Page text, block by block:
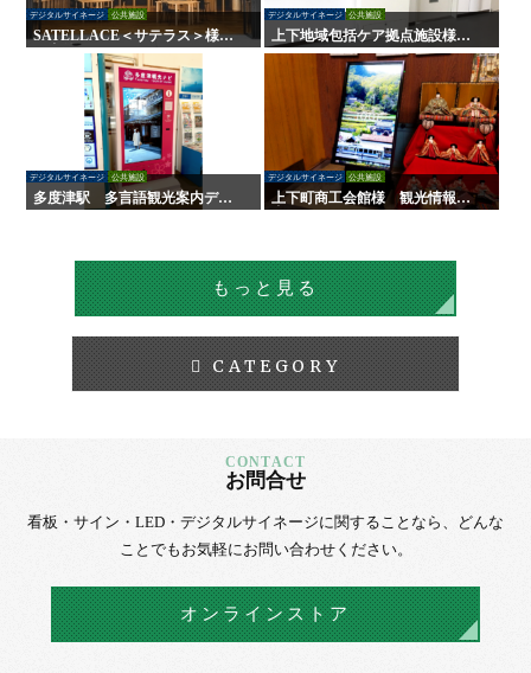
デジタルサイネージ 公共施設
SATELLACE＜サテラス＞様
屋内外サイン・デジタルサイネ
デジタルサイネージ 公共施設
上下地域包括ケア拠点施設様
デジタルサイネージ
デジタルサイネージ 公共施設
多度津駅 多言語観光案内デジ
タルサイネージ
デジタルサイネージ 公共施設
上下町商工会館様 観光情報案
内デジタルサイネージ
もっと見る
CATEGORY
お問合せ
看板・サイン・LED・デジタルサイネージに関することなら、
どんな
ことでもお気軽にお問い合わせください。
オンラインストア